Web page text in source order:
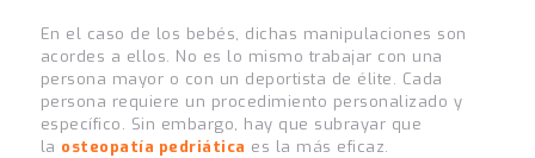
En el caso de los bebés, dichas manipulaciones son
acordes a ellos. No es lo mismo trabajar con una
persona mayor o con un deportista de élite. Cada
persona requiere un procedimiento personalizado y
específico. Sin embargo, hay que subrayar que
la osteopatía pedriática es la más eficaz.